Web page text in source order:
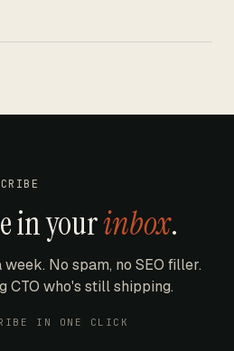
in yourinbox.
No spam, no SEO filler.
CTO who's still shipping.
IN ONE CLICK